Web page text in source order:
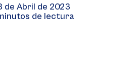
de Abril de 2023
de lectura